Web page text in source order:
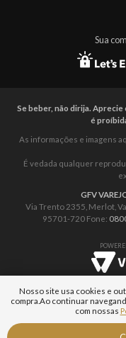
Sua
Se beber, não dirija. Aprecie
é
As informações e imagens
É vedada qualquer
GFV
Via Trento 2355, Merlot,
95701-720 Fone:
Nosso site usa cookies e
compra. Ao continuar
com nossas